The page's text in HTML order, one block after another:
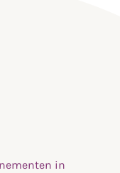
in